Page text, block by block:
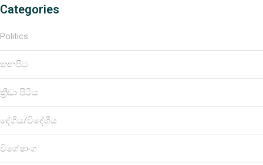
Categories
Politics
කනපිට
ක්‍රීඩා පිටිය
දේශීය/විදේශීය
විශේෂාංග